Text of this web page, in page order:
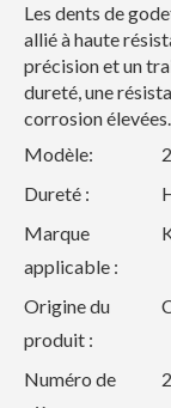
Les dents de
allié à haute
précision et un
dureté, une
corrosion élevées.
Modèle:
Dureté :
Marque
applicable :
Origine du
produit :
Numéro de